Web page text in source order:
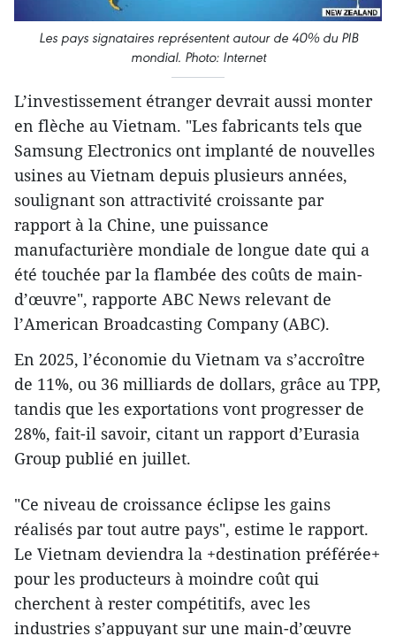
Les pays signataires représentent autour de 40% du PIB
mondial. Photo: Internet
L’investissement étranger devrait aussi monter
en flèche au Vietnam. "Les fabricants tels que
Samsung Electronics ont implanté de nouvelles
usines au Vietnam depuis plusieurs années,
soulignant son attractivité croissante par
rapport à la Chine, une puissance
manufacturière mondiale de longue date qui a
été touchée par la flambée des coûts de main-
d’œuvre", rapporte ABC News relevant de
l’American Broadcasting Company (ABC).
En 2025, l’économie du Vietnam va s’accroître
de 11%, ou 36 milliards de dollars, grâce au TPP,
tandis que les exportations vont progresser de
28%, fait-il savoir, citant un rapport d’Eurasia
Group publié en juillet.
"Ce niveau de croissance éclipse les gains
réalisés par tout autre pays", estime le rapport.
Le Vietnam deviendra la +destination préférée+
pour les producteurs à moindre coût qui
cherchent à rester compétitifs, avec les
industries s’appuyant sur une main-d’œuvre